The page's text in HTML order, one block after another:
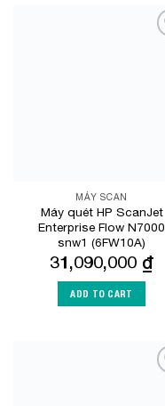
MÁY SCAN
Máy quét HP ScanJet
Enterprise Flow N7000
snw1 (6FW10A)
31,090,000 ₫
ADD TO CART